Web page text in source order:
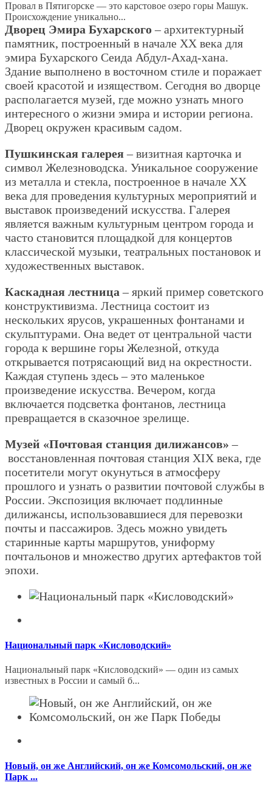
Провал в Пятигорске — это карстовое озеро горы Машук.
Происхождение уникально...
Дворец Эмира Бухарского– архитектурный
памятник, построенный в начале XX века для
эмира Бухарского Сеида Абдул-Ахад-хана.
Здание выполнено в восточном стиле и поражает
своей красотой и изяществом. Сегодня во дворце
располагается музей, где можно узнать много
интересного о жизни эмира и истории региона.
Дворец окружен красивым садом.
Пушкинская галерея– визитная карточка и
символ Железноводска. Уникальное сооружение
из металла и стекла, построенное в начале XX
века для проведения культурных мероприятий и
выставок произведений искусства. Галерея
является важным культурным центром города и
часто становится площадкой для концертов
классической музыки, театральных постановок и
художественных выставок.
Каскадная лестница – яркий пример советского
конструктивизма. Лестница состоит из
нескольких ярусов, украшенных фонтанами и
скульптурами. Она ведет от центральной части
города к вершине горы Железной, откуда
открывается потрясающий вид на окрестности.
Каждая ступень здесь – это маленькое
произведение искусства. Вечером, когда
включается подсветка фонтанов, лестница
превращается в сказочное зрелище.
Музей «Почтовая станция дилижансов» –
восстановленная почтовая станция XIX века, где
посетители могут окунуться в атмосферу
прошлого и узнать о развитии почтовой службы в
России. Экспозиция включает подлинные
дилижансы, использовавшиеся для перевозки
почты и пассажиров. Здесь можно увидеть
старинные карты маршрутов, униформу
почтальонов и множество других артефактов той
эпохи.
Национальный парк «Кисловодский»
Национальный парк «Кисловодский» — один из самых
известных в России и самый б...
Новый, он же Английский, он же Комсомольский, он же
Парк ...